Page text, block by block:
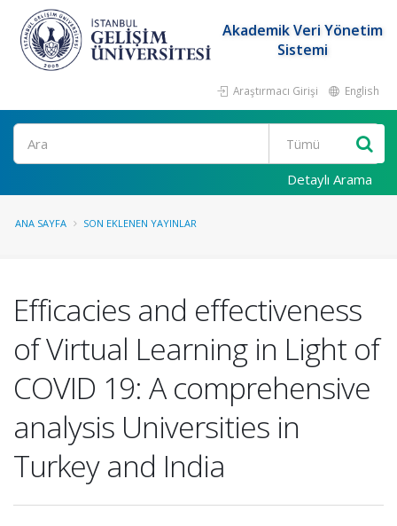
Akademik Veri Yönetim
Sistemi
Araştırmacı Girişi English
Ara
Detaylı Arama
ANA SAYFA SON EKLENEN YAYINLAR
Efficacies and effectiveness
of Virtual Learning in Light of
COVID 19: A comprehensive
analysis Universities in
Turkey and India